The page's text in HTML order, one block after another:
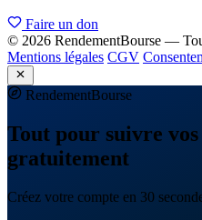
Faire un don
© 2026 RendementBourse —
Mentions légales CGV
RendementBourse
Tout pour suivre
gratuitement
Créez votre compte en 30